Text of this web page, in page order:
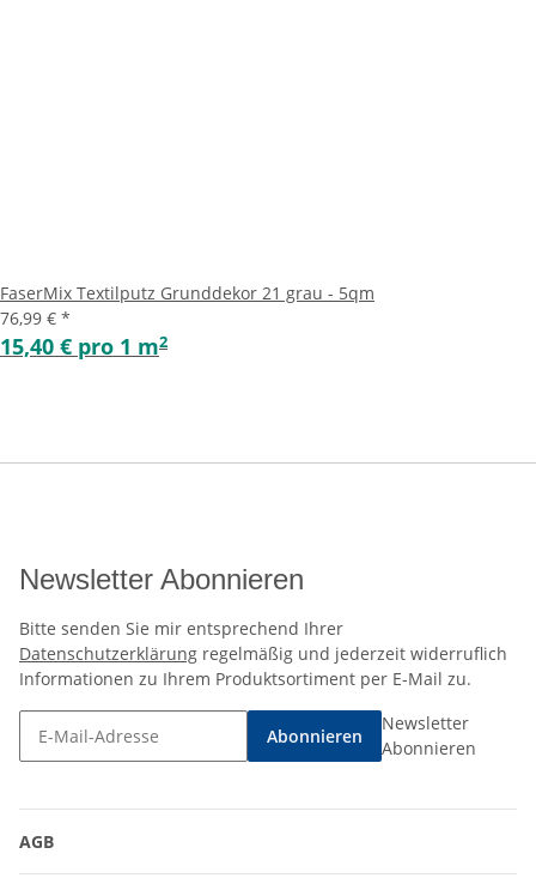
FaserMix Textilputz Grunddekor 21 grau - 5qm
76,99 € *
15,40 € pro 1 m2
Newsletter Abonnieren
Bitte senden Sie mir entsprechend Ihrer
Datenschutzerklärung regelmäßig und jederzeit widerruflich
Informationen zu Ihrem Produktsortiment per E-Mail zu.
Abonnieren
Newsletter
Abonnieren
AGB